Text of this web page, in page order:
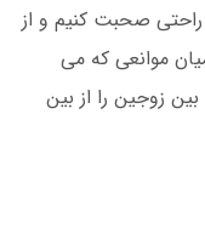
صحبت کنیم و از
موانعی که می
زوجین را از بین